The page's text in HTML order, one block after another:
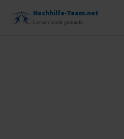
Inhalt
Nachhilfe-Team.net
Lernen leicht gemacht